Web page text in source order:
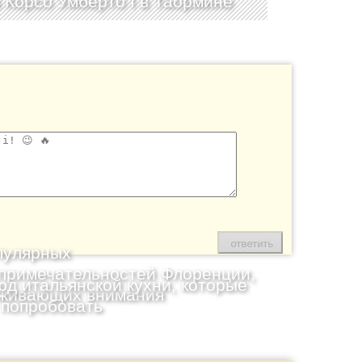
Флоренции,
внимания
итальянской кухни, которые